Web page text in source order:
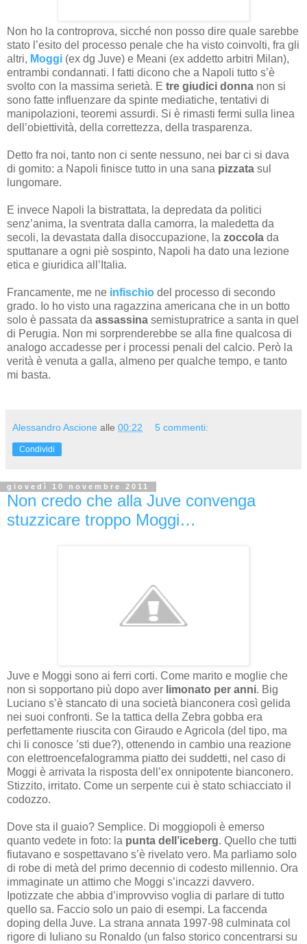
Non ho la controprova, sicché non posso dire quale sarebbe
stato l’esito del processo penale che ha visto coinvolti, fra gli
altri, Moggi (ex dg Juve) e Meani (ex addetto arbitri Milan),
entrambi condannati. I fatti dicono che a Napoli tutto s’è
svolto con la massima serietà. E tre giudici donna non si
sono fatte influenzare da spinte mediatiche, tentativi di
manipolazioni, teoremi assurdi. Si è rimasti fermi sulla linea
dell’obiettività, della correttezza, della trasparenza.
Detto fra noi, tanto non ci sente nessuno, nei bar ci si dava
di gomito: a Napoli finisce tutto in una sana pizzata sul
lungomare.
E invece Napoli la bistrattata, la depredata da politici
senz’anima, la sventrata dalla camorra, la maledetta da
secoli, la devastata dalla disoccupazione, la zoccola da
sputtanare a ogni piè sospinto, Napoli ha dato una lezione
etica e giuridica all’Italia.
Francamente, me ne infischio del processo di secondo
grado. Io ho visto una ragazzina americana che in un botto
solo è passata da assassina semistupratrice a santa in quel
di Perugia. Non mi sorprenderebbe se alla fine qualcosa di
analogo accadesse per i processi penali del calcio. Però la
verità è venuta a galla, almeno per qualche tempo, e tanto
mi basta.
Alessandro Ascione alle 00:22 5 commenti:
Condividi
giovedì 10 novembre 2011
Non credo che alla Juve convenga
stuzzicare troppo Moggi…
Juve e Moggi sono ai ferri corti. Come marito e moglie che
non si sopportano più dopo aver limonato per anni. Big
Luciano s’è stancato di una società bianconera così gelida
nei suoi confronti. Se la tattica della Zebra gobba era
perfettamente riuscita con Giraudo e Agricola (del tipo, ma
chi li conosce ’sti due?), ottenendo in cambio una reazione
con elettroencefalogramma piatto dei suddetti, nel caso di
Moggi è arrivata la risposta dell’ex onnipotente bianconero.
Stizzito, irritato. Come un serpente cui è stato schiacciato il
codozzo.
Dove sta il guaio? Semplice. Di moggiopoli è emerso
quanto vedete in foto: la punta dell’iceberg. Quello che tutti
fiutavano e sospettavano s’è rivelato vero. Ma parliamo solo
di robe di metà del primo decennio di codesto millennio. Ora
immaginate un attimo che Moggi s’incazzi davvero.
Ipotizzate che abbia d’improvviso voglia di parlare di tutto
quello sa. Faccio solo un paio di esempi. La faccenda
doping della Juve. La strana annata 1997-98 culminata col
rigore di Iuliano su Ronaldo (un falso storico concentrarsi su